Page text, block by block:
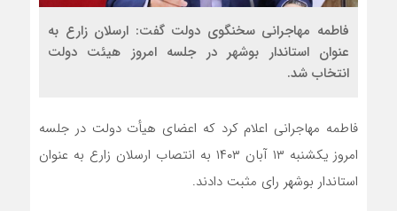
فاطمه مهاجرانی سخنگوی دولت گفت: ارسلان زارع به
عنوان استاندار بوشهر در جلسه امروز هیئت دولت
انتخاب شد.
فاطمه مهاجرانی اعلام کرد که اعضای هیأت دولت در جلسه
امروز یکشنبه ۱۳ آبان ۱۴۰۳ به انتصاب ارسلان زارع به عنوان
استاندار بوشهر رای مثبت دادند.